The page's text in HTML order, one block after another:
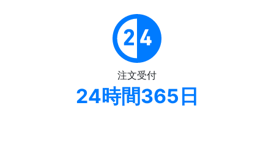
注文受付
24時間365日